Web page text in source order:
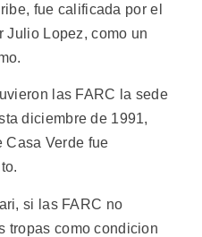
fue calificada por el
Julio Lopez, como un
las FARC la sede
diciembre de 1991,
Casa Verde fue
si las FARC no
tropas como condicion